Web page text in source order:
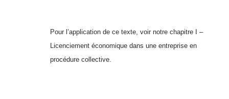
Pour l’application de ce texte, voir notre chapitre I –
Licenciement économique dans une entreprise en
procédure collective.